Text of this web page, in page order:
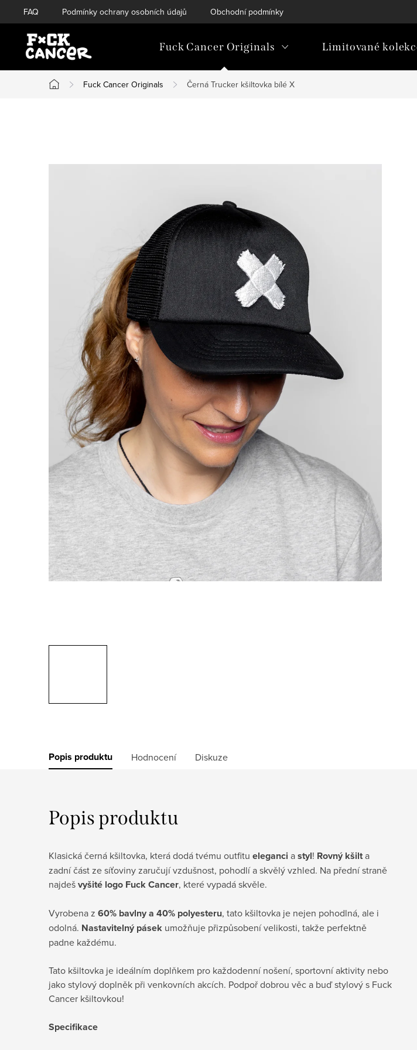
na
FAQ Podmínky ochrany osobních údajů Obchodní podmínky
Fuck Cancer Originals Limitované
Domů
Fuck Cancer Originals Černá Trucker kšiltovka bílé X
Popis produktu Hodnocení Diskuze
Popis produktu
Klasická černá kšiltovka, která dodá tvému outfitu eleganci astyl! Rovný kšilta
zadní část ze síťoviny zaručují vzdušnost, pohodlí a skvělý vzhled. Na přední straně
najdešvyšité logo Fuck Cancer, které vypadá skvěle.
Vyrobena z 60% bavlny a 40% polyesteru, tato kšiltovka je nejen pohodlná, ale i
odolná. Nastavitelný pásek umožňuje přizpůsobení velikosti, takže perfektně
padne každému.
Tato kšiltovka je ideálním doplňkem pro každodenní nošení, sportovní aktivity nebo
jako stylový doplněk při venkovních akcích. Podpoř dobrou věc a buď stylový s Fuck
Cancer kšiltovkou!
Specifikace